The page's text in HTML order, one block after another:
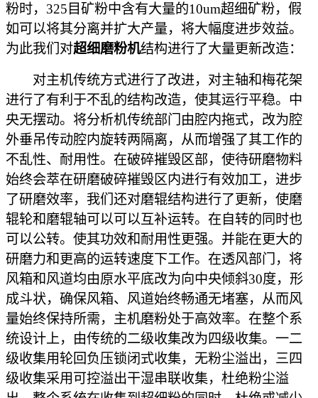
粉时，325目矿粉中含有大量的10um超细矿粉，假
如可以将其分离并扩大产量，将大幅度进步效益。
为此我们对超细磨粉机结构进行了大量更新改造：
对主机传统方式进行了改进，对主轴和梅花架
进行了有利于不乱的结构改造，使其运行平稳。中
央无摆动。将分析机传统部门由腔内拖式，改为腔
外垂吊传动腔内旋转两隔离，从而增强了其工作的
不乱性、耐用性。在破碎摧毁区部，使待研磨物料
始终会萃在研磨破碎摧毁区内进行有效加工，进步
了研磨效率，我们还对磨辊结构进行了更新，使磨
辊轮和磨辊轴可以可以互补运转。在自转的同时也
可以公转。使其功效和耐用性更强。并能在更大的
研磨力和更高的运转速度下工作。在透风部门，将
风箱和风道均由原水平底改为向中央倾斜30度，形
成斗状，确保风箱、风道始终畅通无堵塞，从而风
量始终保持所需，主机磨粉处于高效率。在整个系
统设计上，由传统的二级收集改为四级收集。一二
级收集用轮回负压锁闭式收集，无粉尘溢出，三四
级收集采用可控溢出干湿串联收集，杜绝粉尘溢